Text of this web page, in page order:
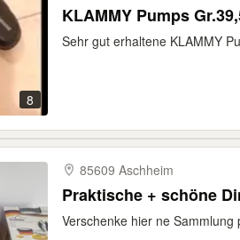
8
KLAMMY Pumps
Sehr gut erhaltene KLAMMY
85609 Aschheim
Praktische + schöne
Verschenke hier ne